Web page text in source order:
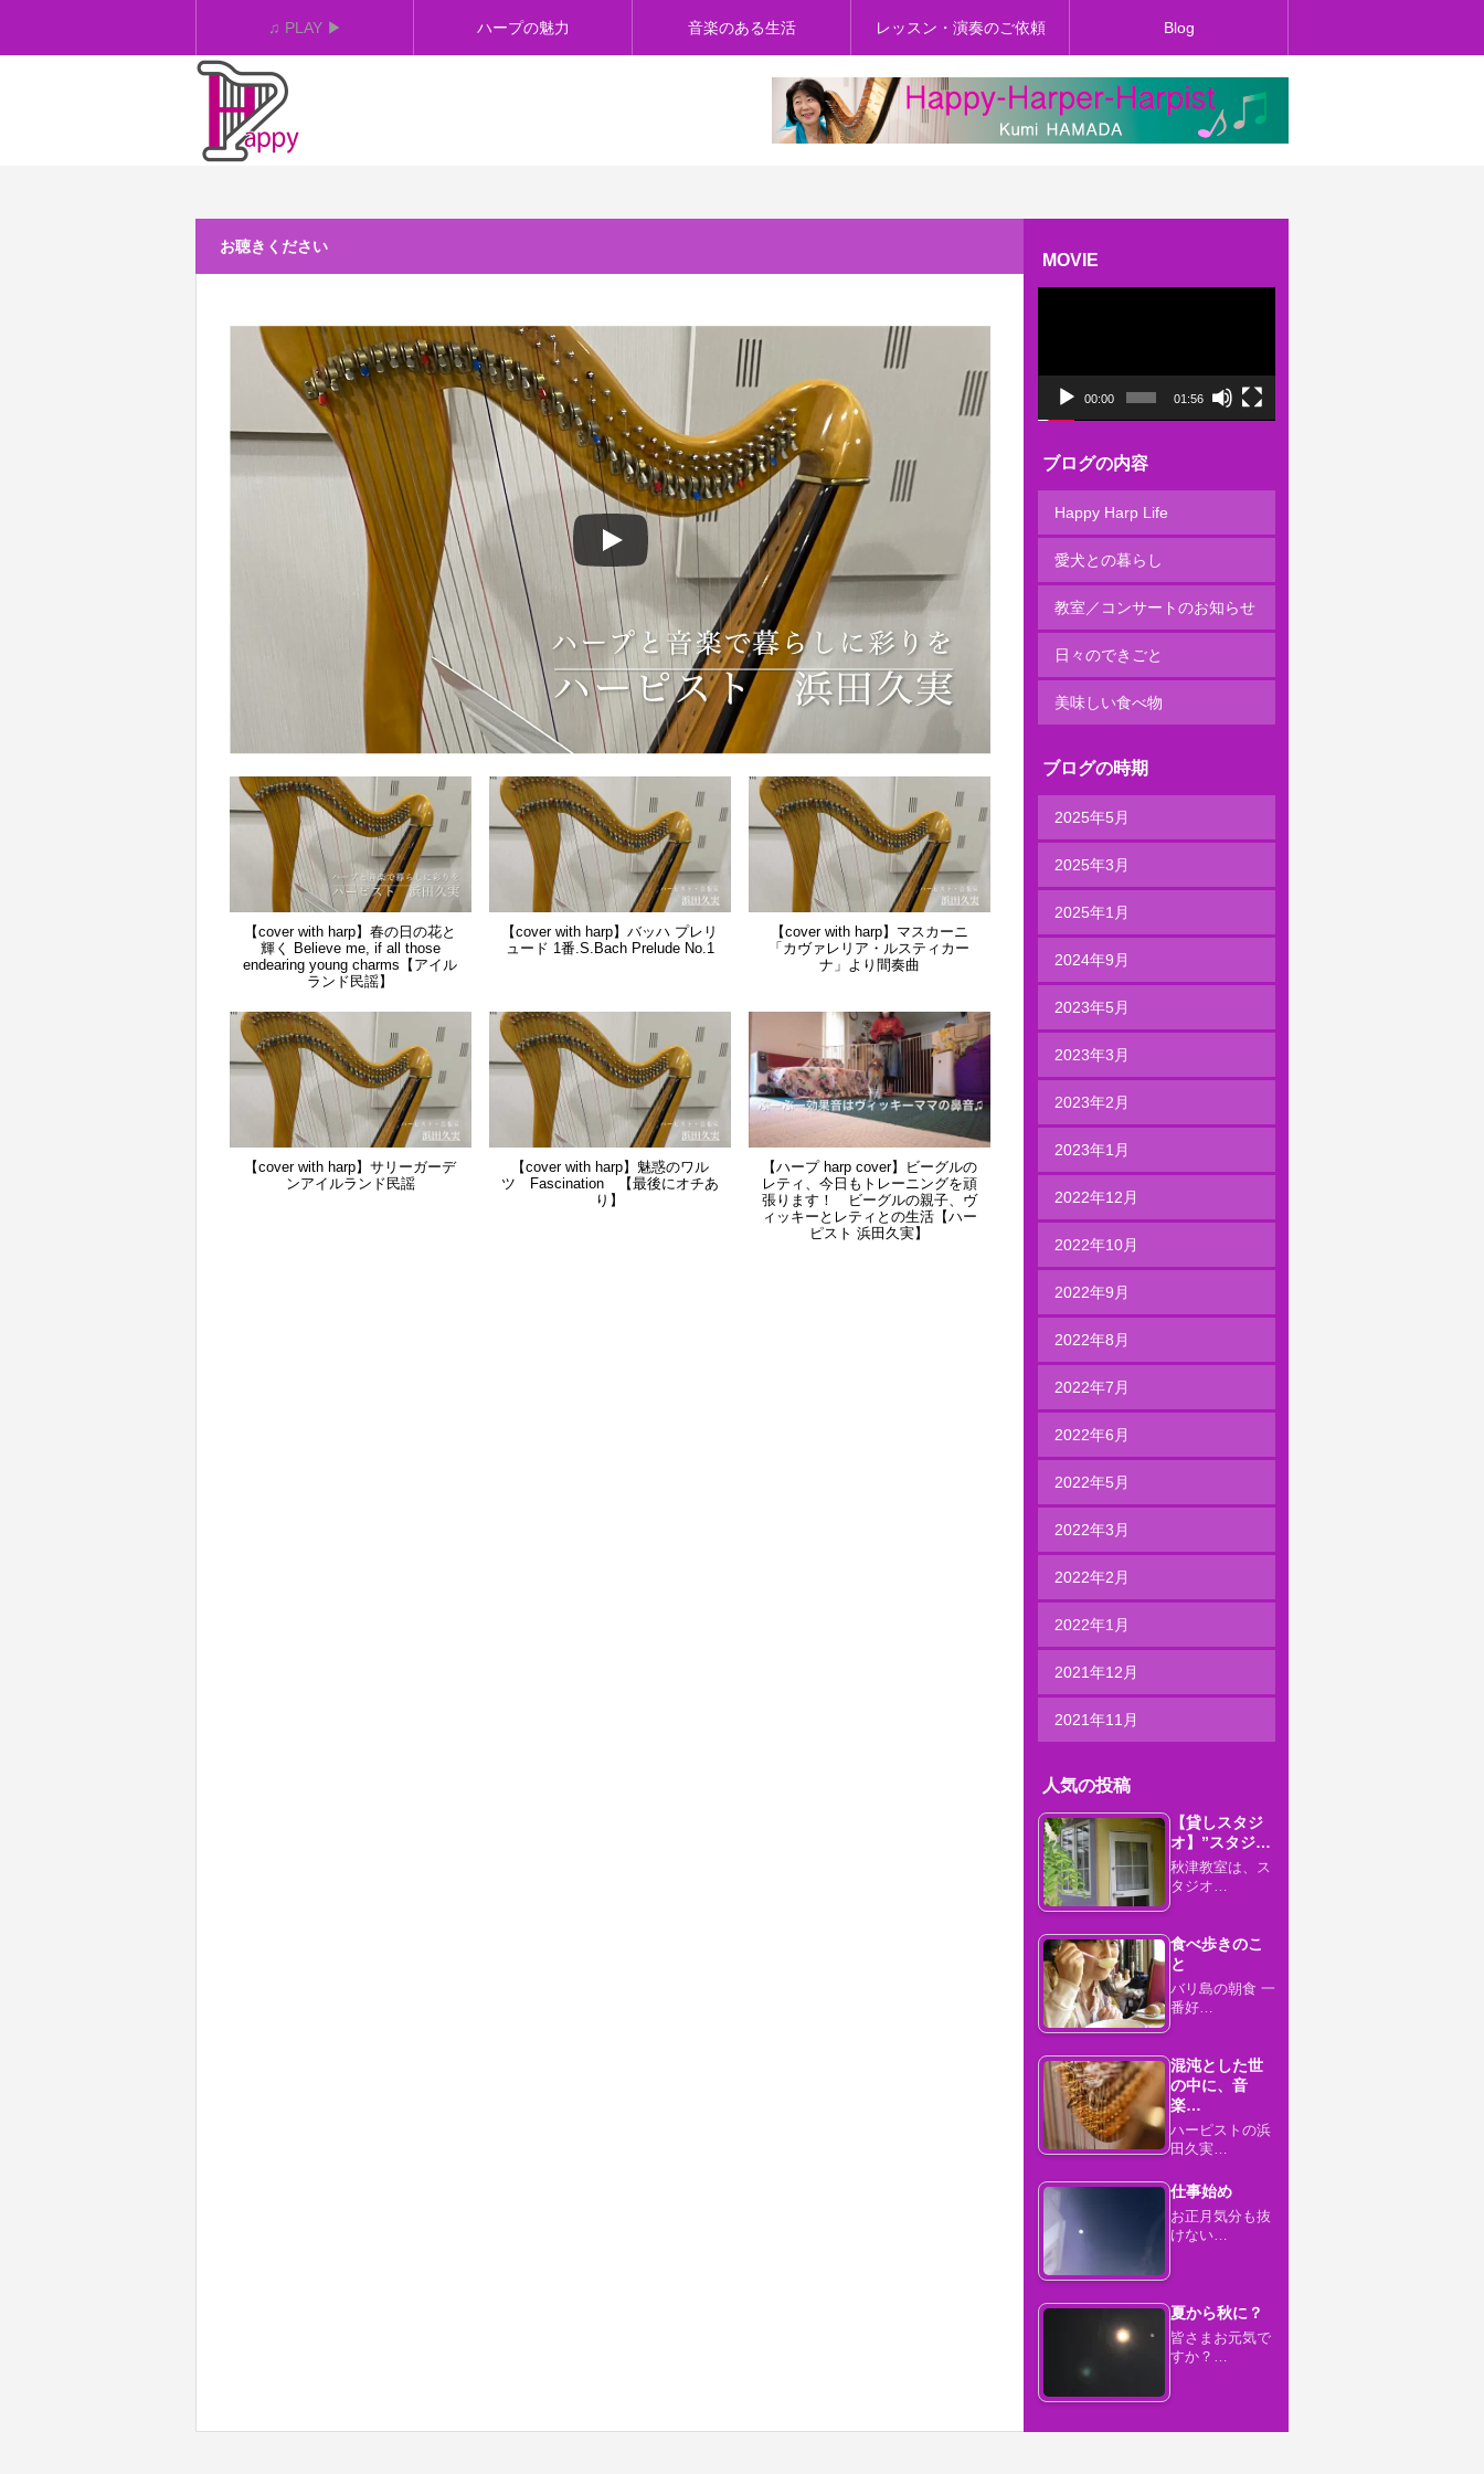
♫ PLAY ▶︎ ハープの魅力 音楽のある生活 レッスン・演奏のご依頼 Blog
お聴きください
【cover with harp】春の日の花と
輝く Believe me, if all those
endearing young charms【アイル
ランド民謡】
【cover with harp】バッハ プレリ
ュード 1番.S.Bach Prelude No.1
【cover with harp】マスカーニ
「カヴァレリア・ルスティカー
ナ」より間奏曲
【cover with harp】サリーガーデ
ンアイルランド民謡
【cover with harp】魅惑のワル
ツ Fascination 【最後にオチあ
り】
【ハープ harp cover】ビーグルの
レティ、今日もトレーニングを頑
張ります！ ビーグルの親子、ヴ
ィッキーとレティとの生活【ハー
ピスト 浜田久実】
MOVIE
動
00:00 01:56
ブログの内容
Happy Harp Life
愛犬との暮らし
教室／コンサートのお知らせ
日々のできごと
美味しい食べ物
ブログの時期
2025年5月
2025年3月
2025年1月
2024年9月
2023年5月
2023年3月
2023年2月
2023年1月
2022年12月
2022年10月
2022年9月
2022年8月
2022年7月
2022年6月
2022年5月
2022年3月
2022年2月
2022年1月
2021年12月
2021年11月
人気の投稿
【貸しスタジ
オ】”スタジ…
秋津教室は、ス
タジオ…
食べ歩きのこ
と
バリ島の朝食 一
番好…
混沌とした世
の中に、音
楽…
ハーピストの浜
田久実…
仕事始め
お正月気分も抜
けない…
夏から秋に？
皆さまお元気で
すか？…